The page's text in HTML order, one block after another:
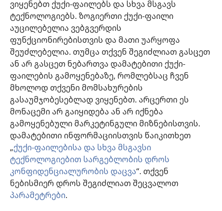
ვიყენებთ ქუქი-ფაილებს და სხვა მსგავს
ტექნოლოგიებს. ზოგიერთი ქუქი-ფაილი
აუცილებელია ვებგვერდის
ფუნქციონირებისთვის და მათი უარყოფა
შეუძლებელია. თუმცა თქვენ შეგიძლიათ გასცეთ
ან არ გასცეთ ნებართვა დამატებითი ქუქი-
ფაილების გამოყენებაზე, რომლებსაც ჩვენ
მხოლოდ თქვენი მომსახურების
გასაუმჯობესებლად ვიყენებთ. არცერთი ეს
მონაცემი არ გაიყიდება ან არ იქნება
გამოყენებული მარკეტინგული მიზნებისთვის.
დამატებითი ინფორმაციისთვის წაიკითხეთ
„ქუქი-ფაილებისა და სხვა მსგავსი
ტექნოლოგიებით სარგებლობის დროს
კონფიდენციალურობის დაცვა“. თქვენ
ნებისმიერ დროს შეგიძლიათ შეცვალოთ
პარამეტრები.
დახმარება
შესაწირავები
(გაიხსნება
ახალი
ფანჯარა)საგუშაგო კოშკის ონლაინ ბიბლიოთეკა™
(გაიხსნება
ახალი
ფანჯარა)JW Hub
(გაიხსნება
ახალი
ფანჯარა)JW ბიბლიოთეკა
„საგუშაგო კოშკის ბიბლიოთეკა“
Copyright© 2026 Watch Tower Bible and Tract Society of Pennsylvania.
ᲡᲐᲠᲒᲔᲑᲚᲝᲑᲘᲡ ᲬᲔᲡᲔᲑᲘ
|ᲣᲡᲐᲤᲠᲗᲮᲝᲔᲑᲘᲡ ᲞᲐᲠᲐᲛᲔᲢᲠᲔᲑᲘ